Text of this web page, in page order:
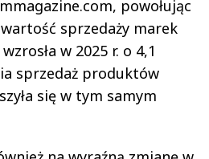
powołując
sprzedaży marek
w 2025 r. o 4,1
sprzedaż produktów
się w tym samym